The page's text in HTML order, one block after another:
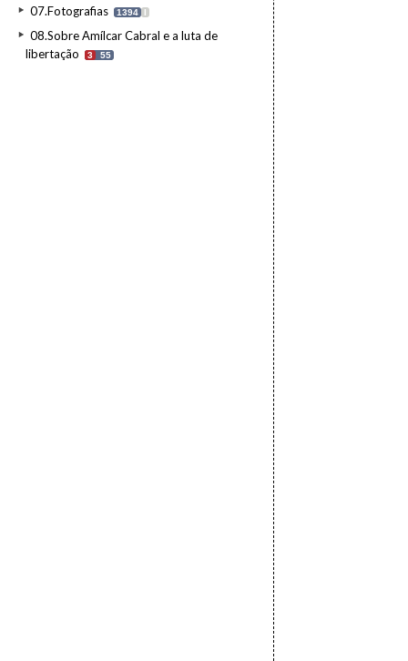
07.Fotografias 1394 I
08.Sobre Amílcar Cabral e a luta de
libertação
3 55